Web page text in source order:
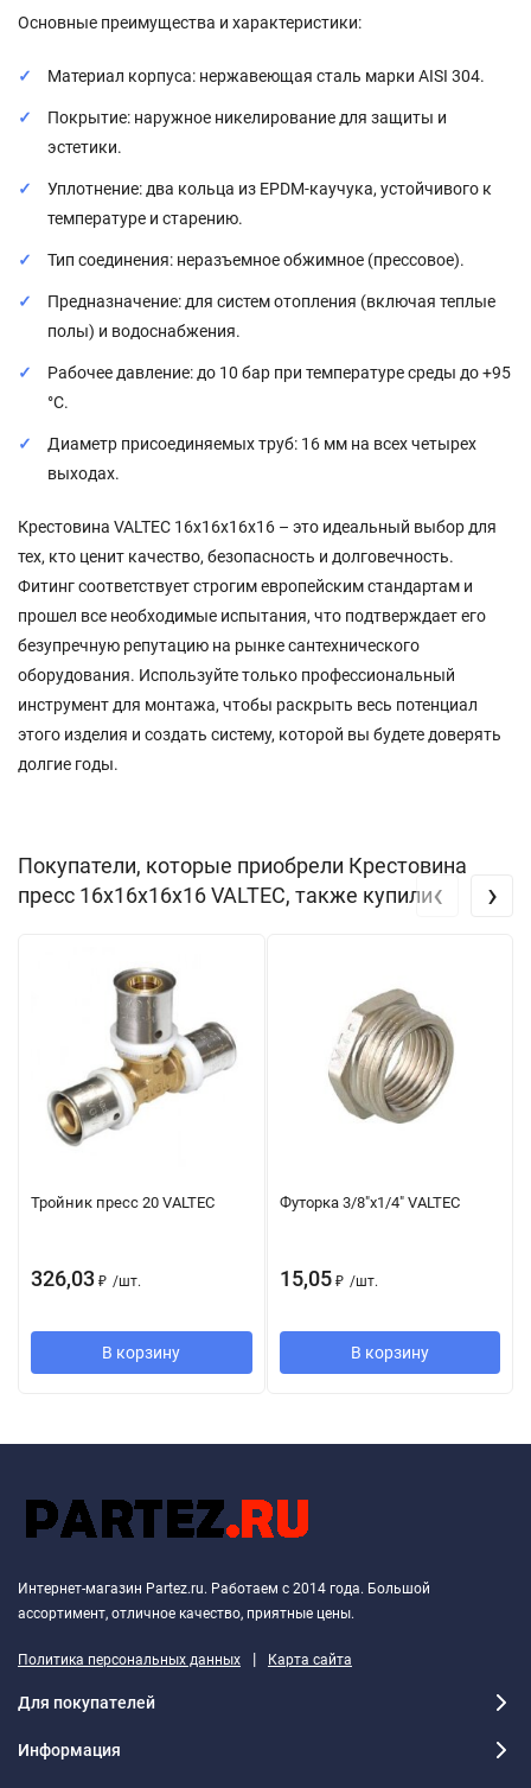
Основные преимущества и характеристики:
Материал корпуса: нержавеющая сталь марки AISI 304.
Покрытие: наружное никелирование для защиты и
эстетики.
Уплотнение: два кольца из EPDM-каучука, устойчивого к
температуре и старению.
Тип соединения: неразъемное обжимное (прессовое).
Предназначение: для систем отопления (включая теплые
полы) и водоснабжения.
Рабочее давление: до 10 бар при температуре среды до +95
°C.
Диаметр присоединяемых труб: 16 мм на всех четырех
выходах.
Крестовина VALTEC 16х16х16х16 – это идеальный выбор для
тех, кто ценит качество, безопасность и долговечность.
Фитинг соответствует строгим европейским стандартам и
прошел все необходимые испытания, что подтверждает его
безупречную репутацию на рынке сантехнического
оборудования. Используйте только профессиональный
инструмент для монтажа, чтобы раскрыть весь потенциал
этого изделия и создать систему, которой вы будете доверять
долгие годы.
Покупатели, которые приобрели Крестовина
пресс 16х16х16х16 VALTEC, также купили
Тройник пресс 20 VALTEC
326,03 ₽ /шт.
В корзину
Футорка 3/8"x1/4" VALTEC
15,05 ₽ /шт.
В корзину
‹ ›
Интернет-магазин Partez.ru. Работаем с 2014 года. Большой
ассортимент, отличное качество, приятные цены.
Политика персональных данных | Карта сайта
Для покупателей
Информация